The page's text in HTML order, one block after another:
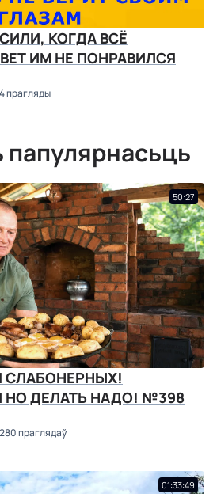
КОГДА ВСЁ
ИМ НЕ ПОНРАВИЛСЯ
прагляды
50:27
СЛАБОНЕРНЫХ!
НО ДЕЛАТЬ НАДО! №398
праглядаў
01:33:49